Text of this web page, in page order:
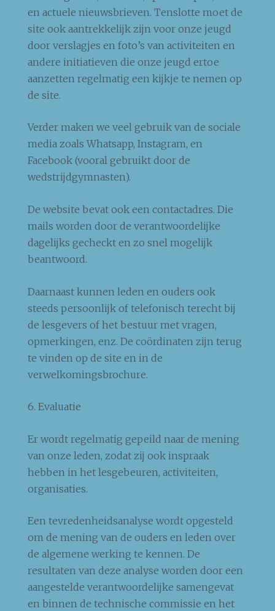
en actuele nieuwsbrieven. Tenslotte moet de
site ook aantrekkelijk zijn voor onze jeugd
door verslagjes en foto’s van activiteiten en
andere initiatieven die onze jeugd ertoe
aanzetten regelmatig een kijkje te nemen op
de site.
Verder maken we veel gebruik van de sociale
media zoals Whatsapp, Instagram, en
Facebook (vooral gebruikt door de
wedstrijdgymnasten).
De website bevat ook een contactadres. Die
mails worden door de verantwoordelijke
dagelijks gecheckt en zo snel mogelijk
beantwoord.
Daarnaast kunnen leden en ouders ook
steeds persoonlijk of telefonisch terecht bij
de lesgevers of het bestuur met vragen,
opmerkingen, enz. De coördinaten zijn terug
te vinden op de site en in de
verwelkomingsbrochure.
6. Evaluatie
Er wordt regelmatig gepeild naar de mening
van onze leden, zodat zij ook inspraak
hebben in het lesgebeuren, activiteiten,
organisaties.
Een tevredenheidsanalyse wordt opgesteld
om de mening van de ouders en leden over
de algemene werking te kennen. De
resultaten van deze analyse worden door een
aangestelde verantwoordelijke samengevat
en binnen de technische commissie en het